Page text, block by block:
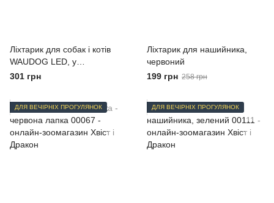
Ліхтарик для собак і котів
WAUDOG LED, у
силіконовому чохлі, що
301 грн
Ліхтарик для нашийника,
червоний
199 грн 258 грн
ДЛЯ ВЕЧІРНІХ ПРОГУЛЯНОК ДЛЯ ВЕЧІРНІХ ПРОГУЛЯНОК